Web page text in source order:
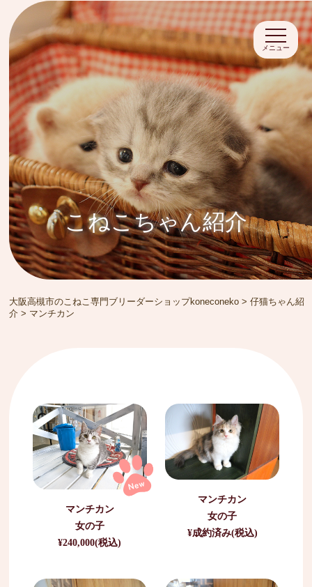
メニュー
こねこちゃん紹介
大阪高槻市のこねこ専門ブリーダーショップkoneconeko >仔猫ちゃん紹
介 > マンチカン
マンチカン
女の子
¥240,000(税込)
マンチカン
女の子
¥成約済み(税込)